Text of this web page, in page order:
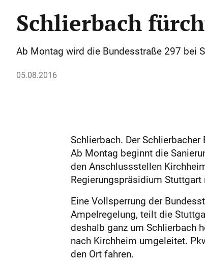
Schlierbach
Ab Montag wird die Bundesstraße 297 bei
05.08.2016
Schlierbach. Der
Ab Montag beginnt die
den Anschlussstellen
Regierungspräsidium Stuttgart
Eine Vollsperrung der
Ampelregelung, teilt die
deshalb ganz um Schlierbach
nach Kirchheim umgeleitet.
den Ort fahren.